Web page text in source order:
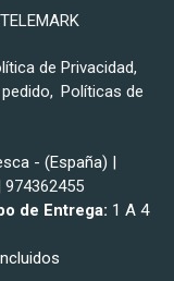
TELEMARK
de Privacidad
Políticas de
- (España) |
974362455
de Entrega: 1 A 4